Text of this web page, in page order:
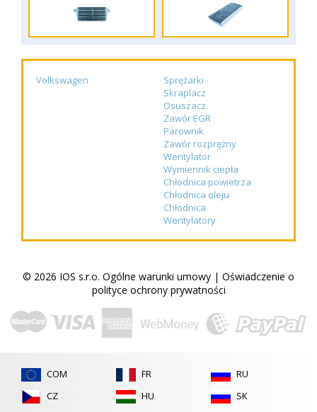
Volkswagen
Sprężarki
Skraplacz
Osuszacz
Zawór EGR
Parownik
Zawór rozprężny
Wentylator
Wymiennik ciepła
Chłodnica powietrza
Chłodnica oleju
Chłodnica
Wentylatory
© 2026 IOS s.r.o. Ogólne warunki umowy | Oświadczenie o
polityce ochrony prywatności
COM
CZ
FR
HU
RU
SK